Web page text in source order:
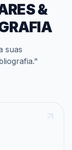
&
suas
."